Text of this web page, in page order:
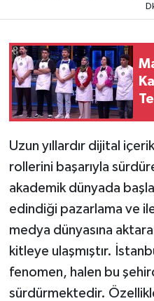
Uzun yıllardır dijital
rollerini başarıyla
akademik dünyada
edindiği pazarlama ve
medya dünyasına
kitleye ulaşmıştır.
fenomen, halen bu
sürdürmektedir.